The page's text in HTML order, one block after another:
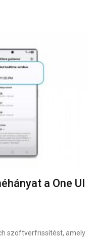
a One UI
szoftverfrissítést, amely